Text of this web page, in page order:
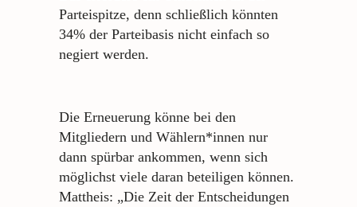
Parteispitze, denn schließlich könnten
34% der Parteibasis nicht einfach so
negiert werden.
Die Erneuerung könne bei den
Mitgliedern und Wählern*innen nur
dann spürbar ankommen, wenn sich
möglichst viele daran beteiligen können.
Mattheis: „Die Zeit der Entscheidungen